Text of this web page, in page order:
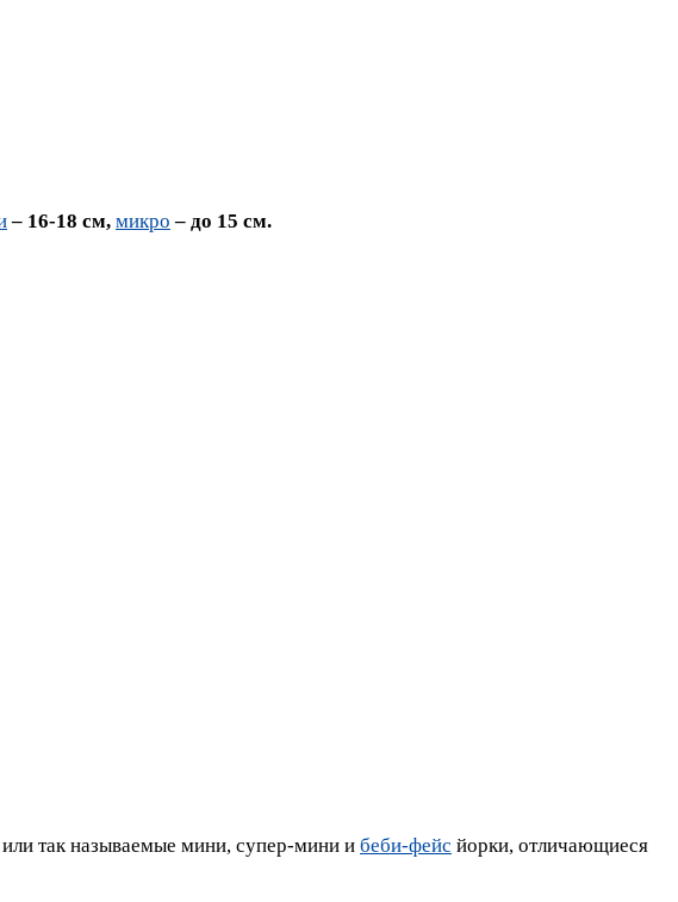
– 16-18 см, микро – до 15 см.
так называемые мини, супер-мини и беби-фейс йорки, отличающиеся